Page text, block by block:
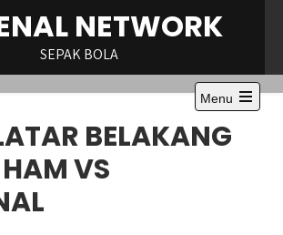
NETWORK
SEPAK BOLA
Menu
Open
the
main
BELAKANG
VS